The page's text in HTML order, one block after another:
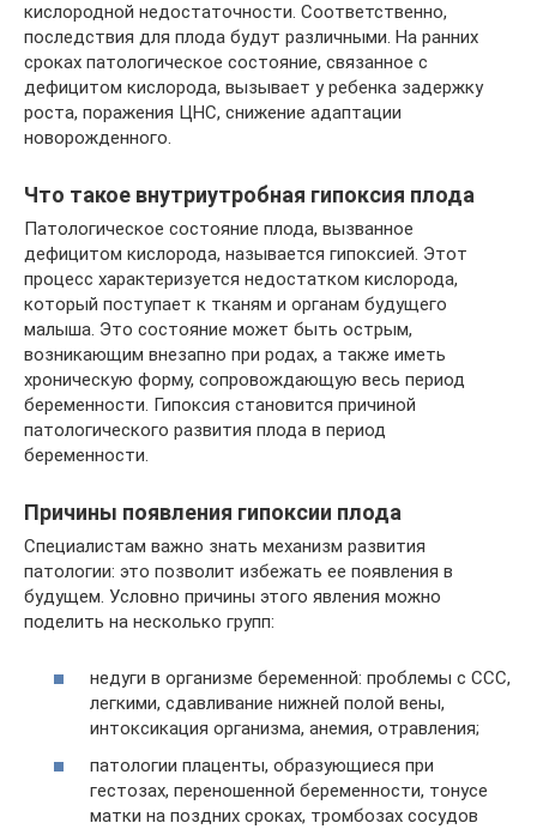
кислородной недостаточности. Соответственно,
последствия для плода будут различными. На ранних
сроках патологическое состояние, связанное с
дефицитом кислорода, вызывает у ребенка задержку
роста, поражения ЦНС, снижение адаптации
новорожденного.
Что такое внутриутробная гипоксия плода
Патологическое состояние плода, вызванное
дефицитом кислорода, называется гипоксией. Этот
процесс характеризуется недостатком кислорода,
который поступает к тканям и органам будущего
малыша. Это состояние может быть острым,
возникающим внезапно при родах, а также иметь
хроническую форму, сопровождающую весь период
беременности. Гипоксия становится причиной
патологического развития плода в период
беременности.
Причины появления гипоксии плода
Специалистам важно знать механизм развития
патологии: это позволит избежать ее появления в
будущем. Условно причины этого явления можно
поделить на несколько групп:
недуги в организме беременной: проблемы с ССС,
легкими, сдавливание нижней полой вены,
интоксикация организма, анемия, отравления;
патологии плаценты, образующиеся при
гестозах, переношенной беременности, тонусе
матки на поздних сроках, тромбозах сосудов